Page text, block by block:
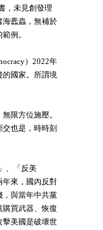
，未見創發理
海蠹蟲，無補於
例。
）2022年
國家。所謂境
限方位施壓。
也是，時時刻
、「反美
年來，國內反對
與當年中共黨
購買武器、恢復
擊美國是破壞世